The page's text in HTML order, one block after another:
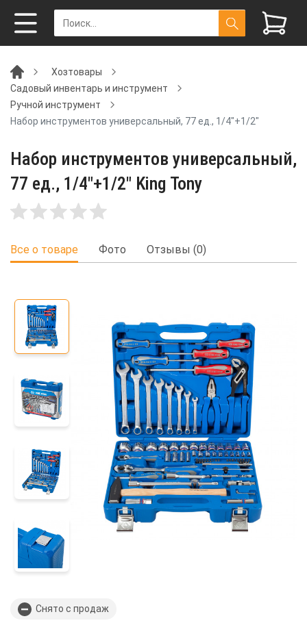
Хозтовары
Садовый инвентарь и инструмент
Ручной инструмент
Набор инструментов универсальный, 77 ед., 1/4"+1/2"
Набор инструментов универсальный,
77 ед., 1/4"+1/2" King Tony
Все о товаре Фото Отзывы (0)
Снято с продаж